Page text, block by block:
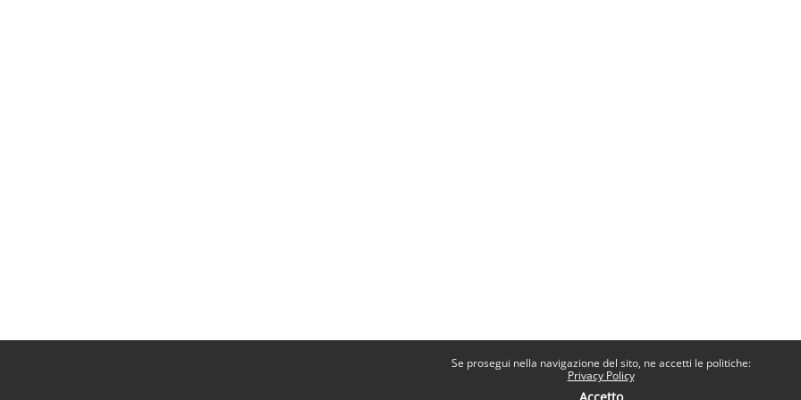
Se prosegui nella navigazione del sito, ne accetti le politiche:
Privacy Policy